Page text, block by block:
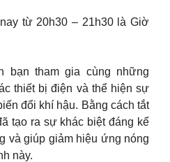
từ 20h30 – 21h30 là Giờ
bạn tham gia cùng những
thiết bị điện và thể hiện sự
đổi khí hậu. Bằng cách tắt
tạo ra sự khác biệt đáng kể
và giúp giảm hiệu ứng nóng
này.